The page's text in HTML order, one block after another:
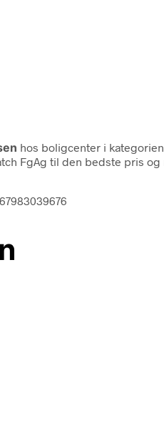
hos boligcenter i kategorien
FgAg til den bedste pris